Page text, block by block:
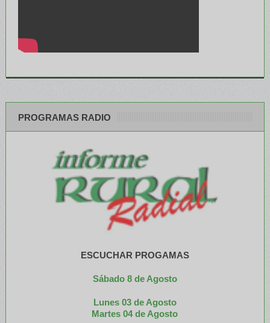
PROGRAMAS RADIO
ESCUCHAR PROGAMAS
Sábado 8 de Agosto
Lunes 03 de Agosto
Martes 04 de Agosto